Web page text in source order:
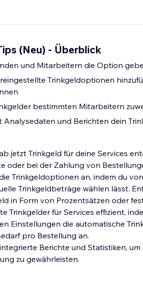
(Neu) - Überblick
und Mitarbeitern die Option
Trinkgeldoptionen
bestimmten Mitarbeitern
Analysedaten und Berichten dein
jetzt Trinkgeld für deine Services
oder bei der Zahlung von
Trinkgeldoptionen an, indem du
Trinkgeldbeträge wählen lässt.
in Form von Prozentsätzen oder
Trinkgelder für Services effizient,
Einstellungen die automatische
pro Bestellung an.
Berichte und Statistiken,
zu gewährleisten.